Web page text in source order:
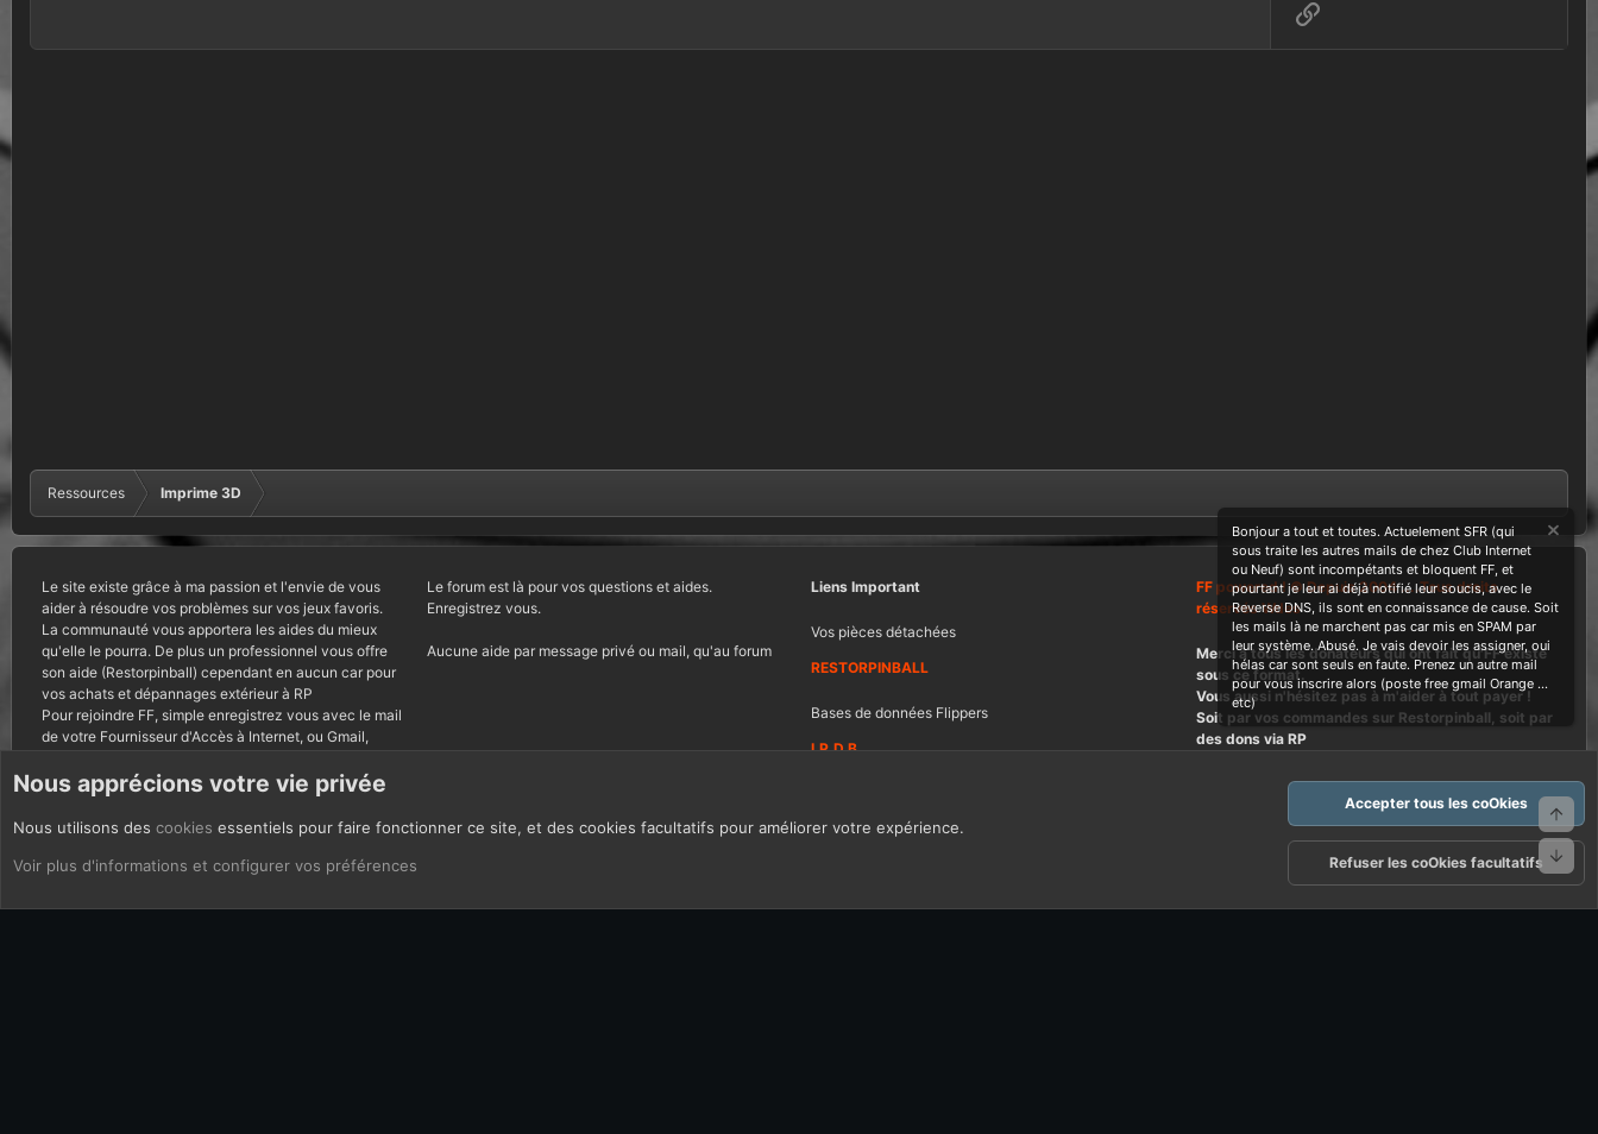
Lien
Ressources Imprime 3D
Le site existe grâce à ma passion et l'envie de vous
aider à résoudre vos problèmes sur vos jeux favoris.
La communauté vous apportera les aides du mieux
qu'elle le pourra. De plus un professionnel vous offre
son aide (Restorpinball) cependant en aucun car pour
vos achats et dépannages extérieur à RP
Pour rejoindre FF, simple enregistrez vous avec le mail
de votre Fournisseur d'Accès à Internet, ou Gmail,
Le forum est là pour vos questions et aides.
Enregistrez vous.
Aucune aide par message privé ou mail, qu'au forum
Liens Important
Vos pièces détachées
RESTORPINBALL
Bases de données Flippers
I.P.D.B
FF powered ! © Depuis 2004 ....Tous droits
réservés Wdes
Merci à tous les donateurs qui ont fait qu'FF existe
sous ce format.
Vous aussi n'hésitez pas à m'aider à tout payer !
Soit par vos commandes sur Restorpinball, soit par
des dons via RP
CoOkies Français (FR) Politique de confidentialité Aide
R
S
Bonjour a tout et toutes. Actuelement SFR (qui
sous traite les autres mails de chez Club Internet
ou Neuf) sont incompétants et bloquent FF, et
pourtant je leur ai déjà notifié leur soucis, avec le
Reverse DNS, ils sont en connaissance de cause. Soit
les mails là ne marchent pas car mis en SPAM par
leur système. Abusé. Je vais devoir les assigner, oui
hélas car sont seuls en faute. Prenez un autre mail
pour vous inscrire alors (poste free gmail Orange ...
etc)
Nous apprécions votre vie privée
Nous utilisons des cookies essentiels pour faire fonctionner ce site, et des cookies facultatifs pour améliorer votre expérience.
Voir plus d'informations et configurer vos préférences
Accepter tous les coOkies
Refuser les coOkies facultatifs